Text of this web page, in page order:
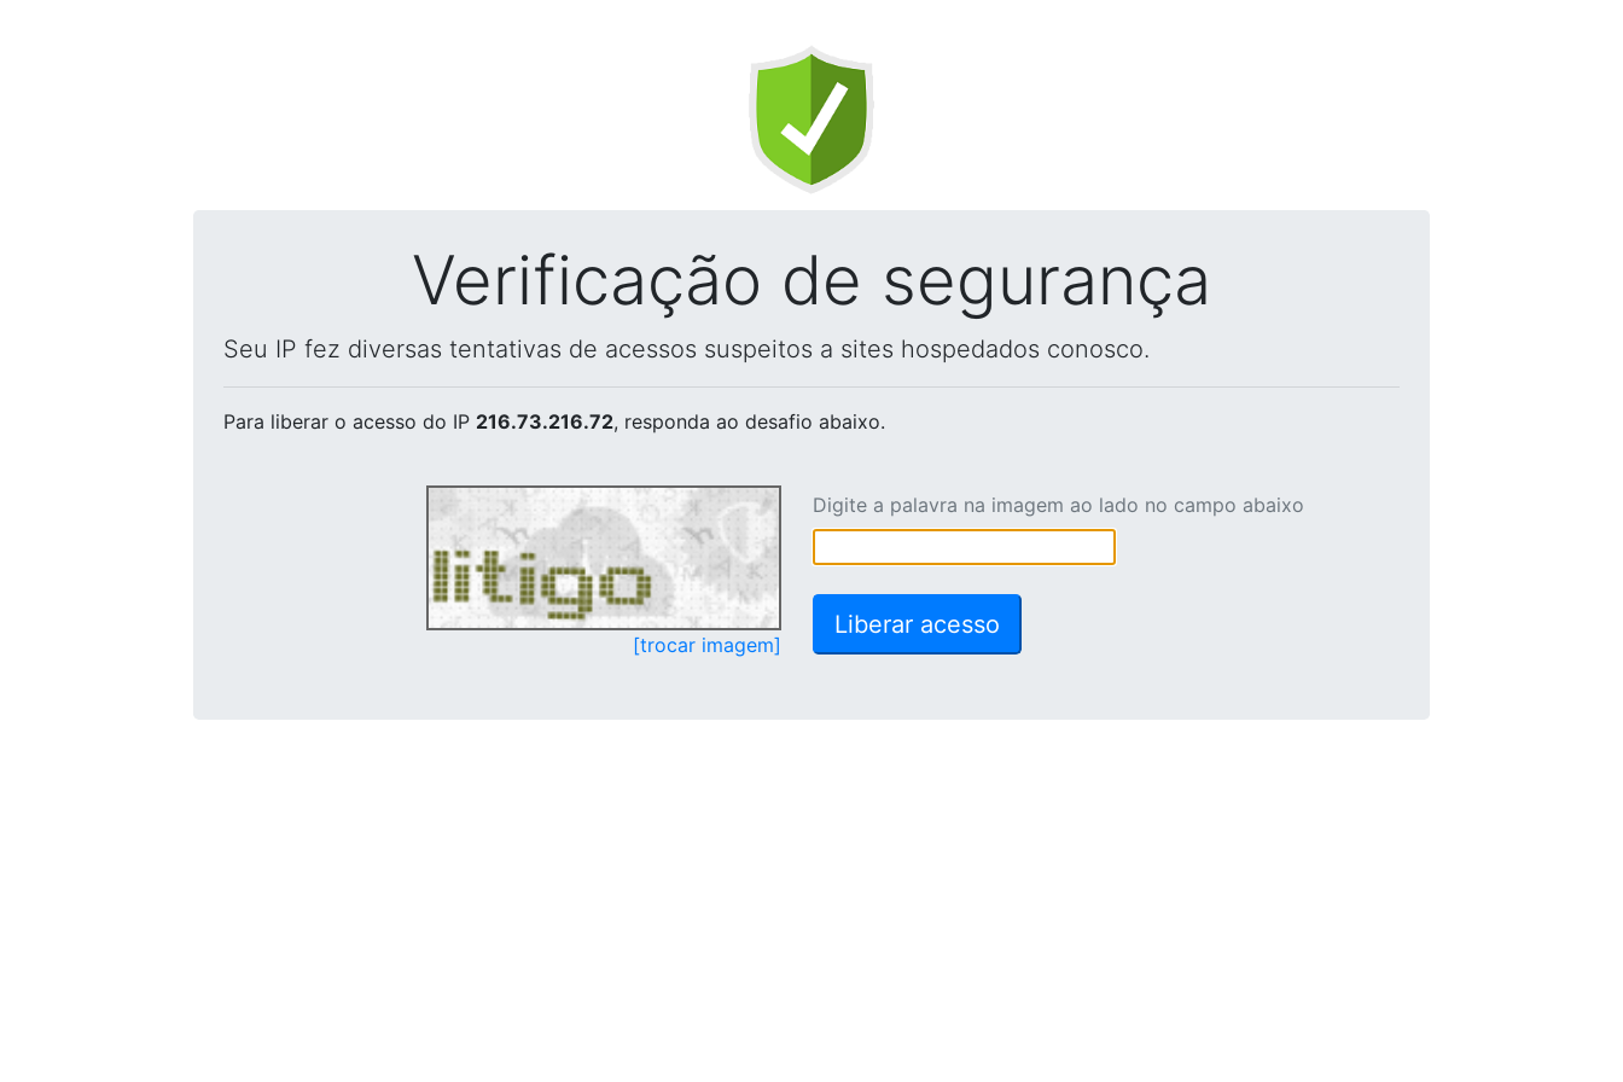
Verificação de segurança
Seu IP fez diversas tentativas de acessos suspeitos a sites hospedados conosco.
Para liberar o acesso do IP 216.73.216.72, responda ao desafio abaixo.
[trocar imagem]
Digite a palavra na imagem ao lado no campo abaixo